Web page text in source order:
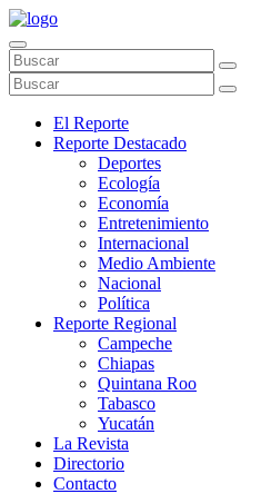
El Reporte
Reporte Destacado
Deportes
Ecología
Economía
Entretenimiento
Internacional
Medio Ambiente
Nacional
Política
Reporte Regional
Campeche
Chiapas
Quintana Roo
Tabasco
Yucatán
La Revista
Directorio
Contacto